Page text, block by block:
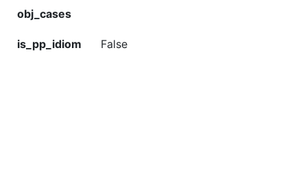
obj_cases
is_pp_idiom False